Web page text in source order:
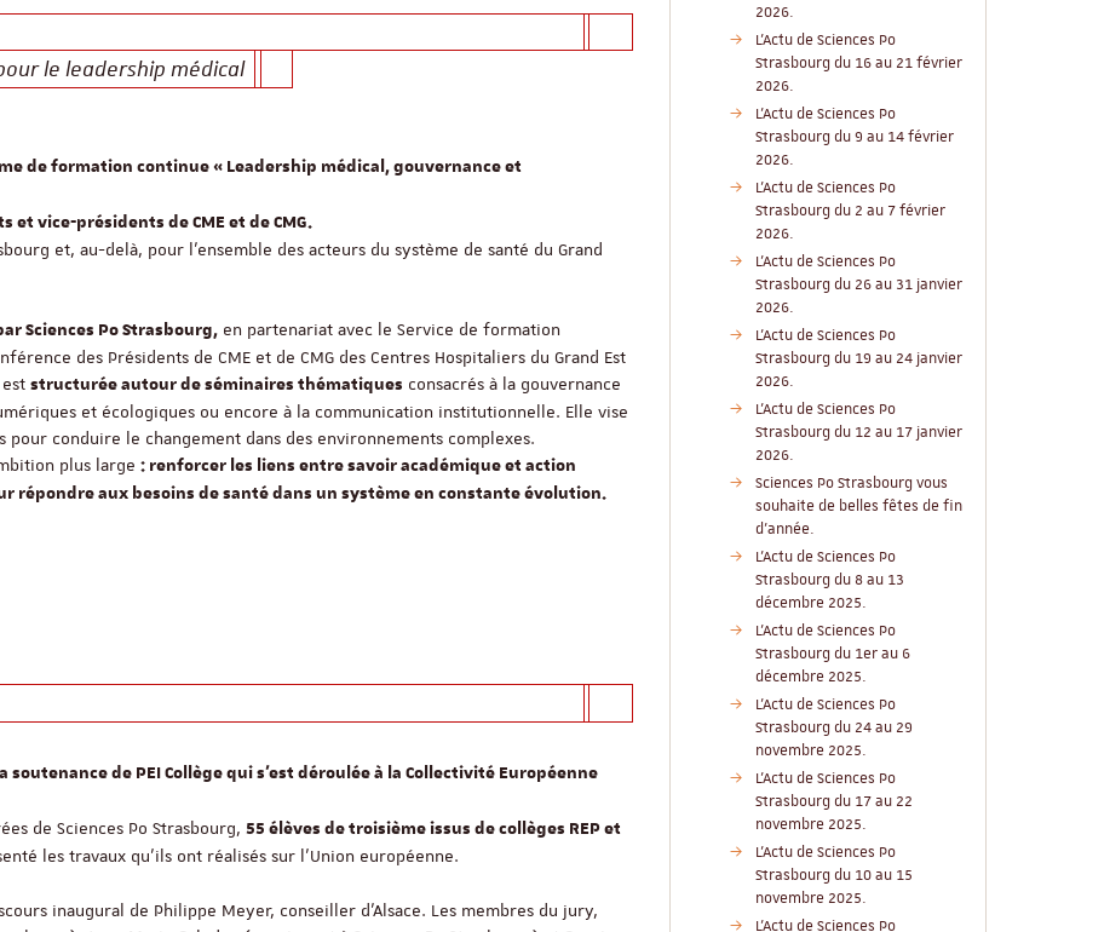
le leadership médical
de formation continue « Leadership médical, gouvernance et
vice-présidents de CME et de CMG.
et, au-delà, pour l’ensemble des acteurs du système de santé du Grand
Sciences Po Strasbourg, en partenariat avec le Service de formation
des Présidents de CME et de CMG des Centres Hospitaliers du Grand Est
structurée autour de séminaires thématiques consacrés à la gouvernance
et écologiques ou encore à la communication institutionnelle. Elle vise
conduire le changement dans des environnements complexes.
plus large : renforcer les liens entre savoir académique et action
aux besoins de santé dans un système en constante évolution.
de PEI Collège qui s'est déroulée à la Collectivité Européenne
de Sciences Po Strasbourg, 55 élèves de troisième issus de collèges REP et
les travaux qu’ils ont réalisés sur l’Union européenne.
inaugural de Philippe Meyer, conseiller d’Alsace. Les membres du jury,
2026.
L'Actu de Sciences Po
Strasbourg du 16 au 21 février
2026.
L'Actu de Sciences Po
Strasbourg du 9 au 14 février
2026.
L'Actu de Sciences Po
Strasbourg du 2 au 7 février
2026.
L'Actu de Sciences Po
Strasbourg du 26 au 31 janvier
2026.
L'Actu de Sciences Po
Strasbourg du 19 au 24 janvier
2026.
L'Actu de Sciences Po
Strasbourg du 12 au 17 janvier
2026.
Sciences Po Strasbourg vous
souhaite de belles fêtes de fin
d'année.
L'Actu de Sciences Po
Strasbourg du 8 au 13
décembre 2025.
L'Actu de Sciences Po
Strasbourg du 1er au 6
décembre 2025.
L'Actu de Sciences Po
Strasbourg du 24 au 29
novembre 2025.
L'Actu de Sciences Po
Strasbourg du 17 au 22
novembre 2025.
L'Actu de Sciences Po
Strasbourg du 10 au 15
novembre 2025.
L'Actu de Sciences Po